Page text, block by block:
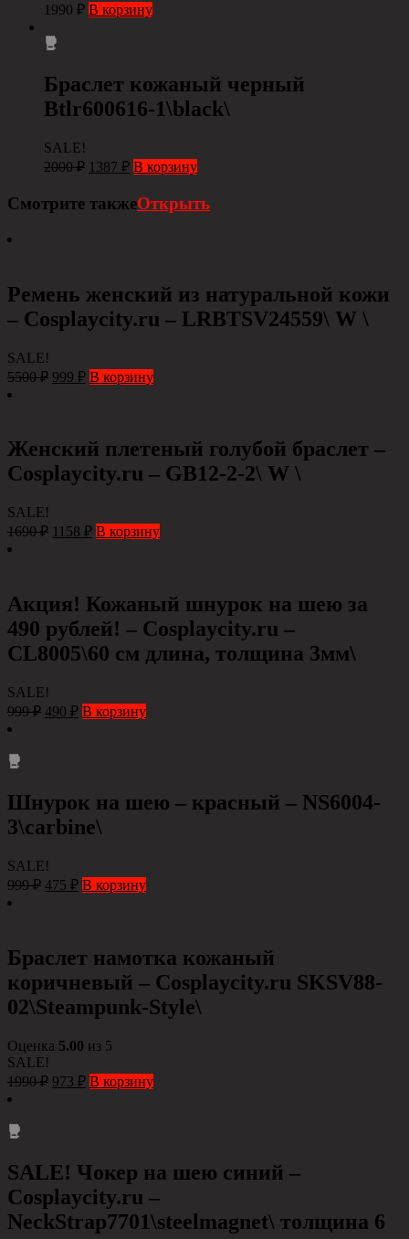
1990 ₽ В корзину
Браслет кожаный черный
Btlr600616-1\black\
SALE!
2000₽ 1387 ₽ В корзину
Смотрите такжеОткрыть
Ремень женский из натуральной кожи
– Сosplaycity.ru – LRBTSV24559\ W \
SALE!
5500₽ 999 ₽ В корзину
Женский плетеный голубой браслет –
Cosplaycity.ru – GB12-2-2\ W \
SALE!
1690₽ 1158 ₽ В корзину
Акция! Кожаный шнурок на шею за
490 рублей! – Cosplaycity.ru –
CL8005\60 см длина, толщина 3мм\
SALE!
999₽ 490 ₽ В корзину
Шнурок на шею – красный – NS6004-
3\carbine\
SALE!
999₽ 475 ₽ В корзину
Браслет намотка кожаный
коричневый – Сosplaycity.ru SKSV88-
02\Steampunk-Style\
Оценка 5.00 из 5
SALE!
1990₽ 973 ₽ В корзину
SALE! Чокер на шею синий –
Cosplaycity.ru –
NeckStrap7701\steelmagnet\ толщина 6